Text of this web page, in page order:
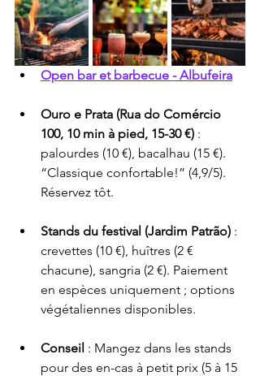
Open bar et barbecue - Albufeira
Ouro e Prata (Rua do Comércio
100, 10 min à pied, 15-30 €) :
palourdes (10 €), bacalhau (15 €).
“Classique confortable!” (4,9/5).
Réservez tôt.
Stands du festival (Jardim Patrão) :
crevettes (10 €), huîtres (2 €
chacune), sangria (2 €). Paiement
en espèces uniquement ; options
végétaliennes disponibles.
Conseil : Mangez dans les stands
pour des en-cas à petit prix (5 à 15